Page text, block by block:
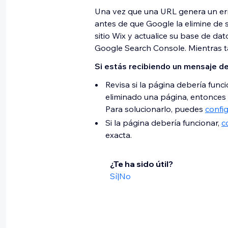
Una vez que una URL genera un
antes de que Google la elimine de
sitio Wix y actualice su base de
Google Search Console. Mientras
Si estás recibiendo un mensaje
Revisa si la página debería
eliminado una página,
Para solucionarlo, puedes
Si la página debería funcionar,
exacta.
¿Te ha sido útil?
Sí|No